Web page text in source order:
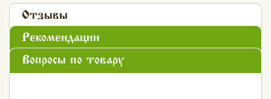
Отзывы
Рекомендации
Вопросы по товару